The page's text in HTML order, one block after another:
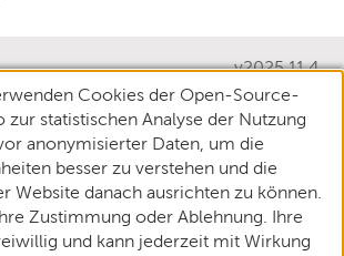
v2025.11.4
Cookies der Open-Source-
statistischen Analyse der Nutzung
anonymisierter Daten, um die
besser zu verstehen und die
Website danach ausrichten zu können.
Zustimmung oder Ablehnung. Ihre
und kann jederzeit mit Wirkung